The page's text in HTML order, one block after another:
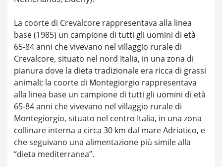
La coorte di Crevalcore rappresentava alla linea
base (1985) un campione di tutti gli uomini di età
65-84 anni che vivevano nel villaggio rurale di
Crevalcore, situato nel nord Italia, in una zona di
pianura dove la dieta tradizionale era ricca di grassi
animali; la coorte di Montegiorgio rappresentava
alla linea base un campione di tutti gli uomini di età
65-84 anni che vivevano nel villaggio rurale di
Montegiorgio, situato nel centro Italia, in una zona
collinare interna a circa 30 km dal mare Adriatico, e
che seguivano una alimentazione più simile alla
“dieta mediterranea”.